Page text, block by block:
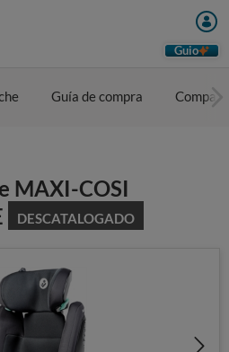
Guio
Guía de compra
MAXI-COSI
DESCATALOGADO